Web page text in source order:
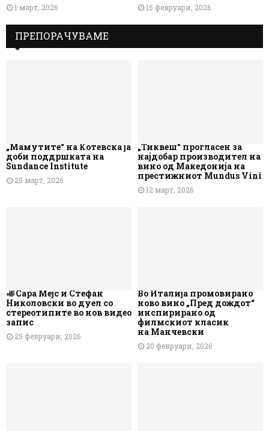
1 март, 2026 15 февруари, 2026
ПРЕПОРАЧУВАМЕ
„Мамутите“ на Котевска ја
доби поддршката на
Sundance Institute
25 март, 2026
„Тиквеш“ прогласен за
најдобар производител на
вино од Македонија на
престижниот Mundus Vini
12 март, 2026
Сара Мејс и Стефан
Николовски во дуел со
стереотипите во нов видео
запис
25 февруари, 2026
Во Италија промовирано
ново вино „Пред дождот“
инспирирано од
филмскиот класик
на Манчевски
20 февруари, 2026